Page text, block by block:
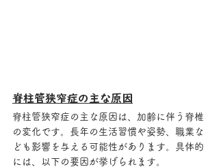
脊柱管狭窄症の主な原因
脊柱管狭窄症の主な原因は、加齢に伴う脊椎
の変化です。長年の生活習慣や姿勢、職業な
ども影響を与える可能性があります。具体的
には、以下の要因が挙げられます。